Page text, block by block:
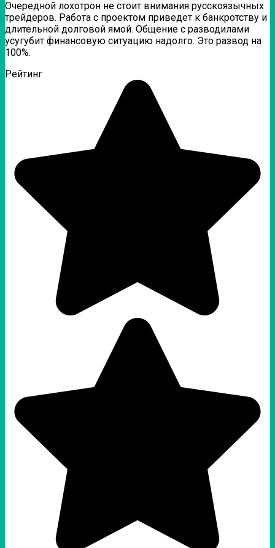
Очередной лохотрон не стоит внимания русскоязычных
трейдеров. Работа с проектом приведет к банкротству и
длительной долговой ямой. Общение с разводилами
усугубит финансовую ситуацию надолго. Это развод на
100%.
Рейтинг